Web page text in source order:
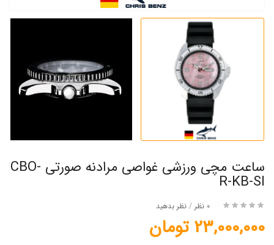
ساعت مچی ورزشی غواصی مرادنه صورتی CBO-
R-KB-SI
0 نظر / نظر بدهید
23,000,000 تومان